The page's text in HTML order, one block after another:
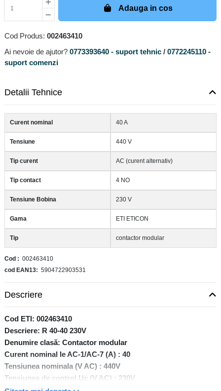
Adauga in cos
Cod Produs: 002463410
Ai nevoie de ajutor? 0773393640 - suport tehnic / 0772245110 -
suport comenzi
Detalii Tehnice
Curent nominal 40 A
Tensiune 440 V
Tip curent AC (curent alternativ)
Tip contact 4 NO
Tensiune Bobina 230 V
Gama ETI ETICON
Tip contactor modular
Cod
002463410
cod EAN13
5904722903531
Descriere
Cod ETI: 002463410
Descriere: R 40-40 230V
Denumire clasă: Contactor modular
Curent nominal Ie AC-1/AC-7 (A) : 40
Tensiunea nominala (V AC) : 440V
Tensiunea de control Uc (V AC) : 230V